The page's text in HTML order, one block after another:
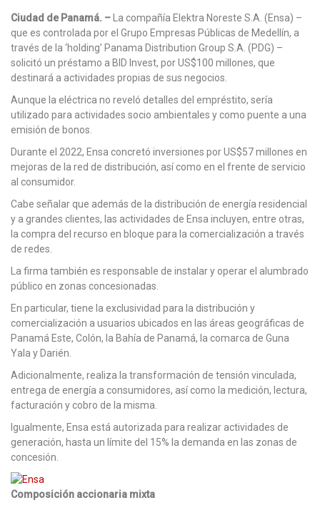
Ciudad de Panamá. – La compañía Elektra Noreste S.A. (Ensa) –
que es controlada por el Grupo Empresas Públicas de Medellín, a
través de la ‘holding’ Panama Distribution Group S.A. (PDG) –
solicitó un préstamo a BID Invest, por US$100 millones, que
destinará a actividades propias de sus negocios.
Aunque la eléctrica no reveló detalles del empréstito, sería
utilizado para actividades socio ambientales y como puente a una
emisión de bonos.
Durante el 2022, Ensa concretó inversiones por US$57 millones en
mejoras de la red de distribución, así como en el frente de servicio
al consumidor.
Cabe señalar que además de la distribución de energía residencial
y a grandes clientes, las actividades de Ensa incluyen, entre otras,
la compra del recurso en bloque para la comercialización a través
de redes.
La firma también es responsable de instalar y operar el alumbrado
público en zonas concesionadas.
En particular, tiene la exclusividad para la distribución y
comercialización a usuarios ubicados en las áreas geográficas de
Panamá Este, Colón, la Bahía de Panamá, la comarca de Guna
Yala y Darién.
Adicionalmente, realiza la transformación de tensión vinculada,
entrega de energía a consumidores, así como la medición, lectura,
facturación y cobro de la misma.
Igualmente, Ensa está autorizada para realizar actividades de
generación, hasta un límite del 15% la demanda en las zonas de
concesión.
Composición accionaria mixta